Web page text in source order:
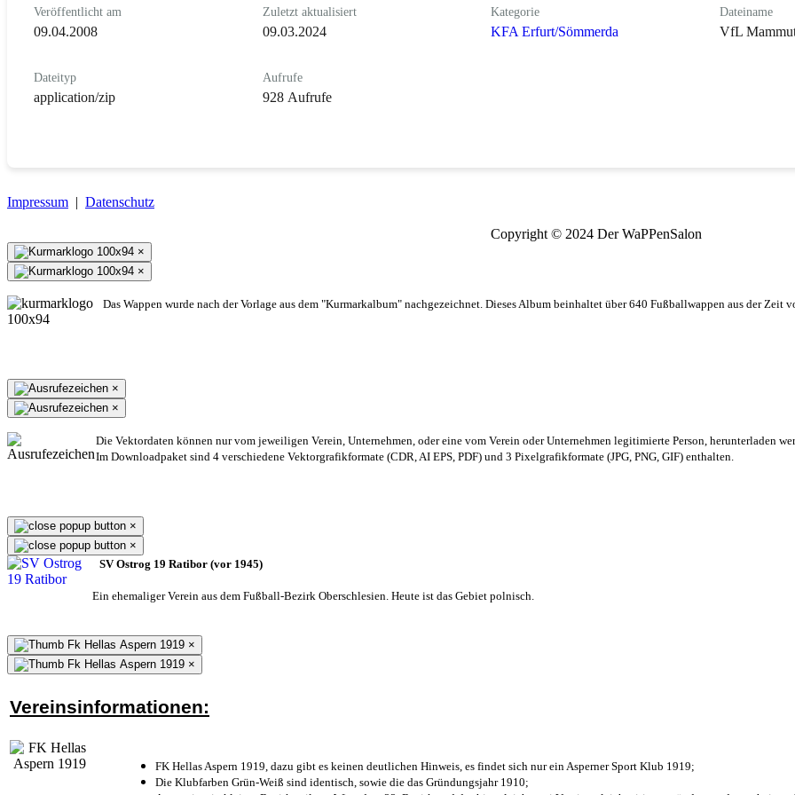
Veröffentlicht am
09.04.2008
Zuletzt aktualisiert
09.03.2024
Kategorie
KFA Erfurt/Sömmerda
Dateiname
VfL
Dateityp
application/zip
Aufrufe
928 Aufrufe
Impressum | Datenschutz
Copyright © 2024 Der WaPPenSalon
×
×
Das Wappen wurde nach der Vorlage aus dem "Kurmarkalbum" nachgezeichnet. Dieses Album beinhaltet über 640 Fußballwappen aus der Zeit
×
×
Die Vektordaten können nur vom jeweiligen Verein, Unternehmen, oder eine vom Verein oder Unternehmen legitimierte Person, herunterladen
Im Downloadpaket sind 4 verschiedene Vektorgrafikformate (CDR, AI EPS, PDF) und 3 Pixelgrafikformate (JPG, PNG, GIF) enthalten.
×
×
SV Ostrog 19 Ratibor (vor 1945)
Ein ehemaliger Verein aus dem Fußball-Bezirk Oberschlesien. Heute ist das Gebiet polnisch.
×
×
Vereinsinformationen:
FK Hellas Aspern 1919, dazu gibt es keinen deutlichen Hinweis, es findet sich nur ein Asperner Sport Klub 1919;
Die Klubfarben Grün-Weiß sind identisch, sowie die das Gründungsjahr 1910;